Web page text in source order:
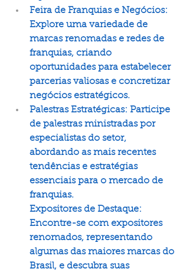
Feira de Franquias e Negócios:
Explore uma variedade de
marcas renomadas e redes de
franquias, criando
oportunidades para estabelecer
parcerias valiosas e concretizar
negócios estratégicos.
Palestras Estratégicas: Participe
de palestras ministradas por
especialistas do setor,
abordando as mais recentes
tendências e estratégias
essenciais para o mercado de
franquias.
Expositores de Destaque:
Encontre-se com expositores
renomados, representando
algumas das maiores marcas do
Brasil, e descubra suas